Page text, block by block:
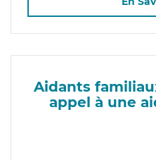
Aidants
appel à une